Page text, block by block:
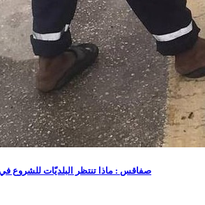
صفاقس : ماذا تنتظر البلديّات للشروع